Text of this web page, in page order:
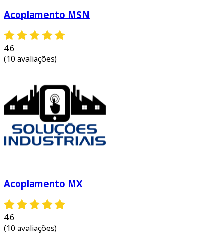
Acoplamento MSN
4.6
(10 avaliações)
Acoplamento MX
4.6
(10 avaliações)